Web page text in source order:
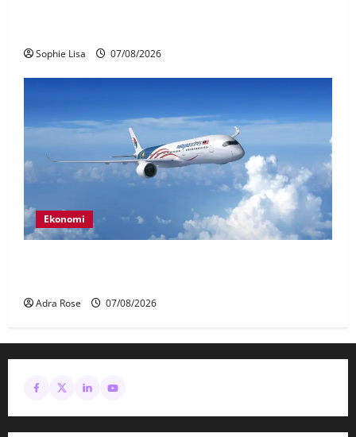
Sophie Lisa 07/08/2026
Ekonomi
Adra Rose 07/08/2026